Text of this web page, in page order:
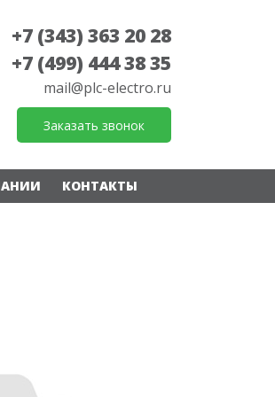
+7 (343) 363 20 28
+7 (499) 444 38 35
mail@plc-electro.ru
Заказать звонок
КОНТАКТЫ